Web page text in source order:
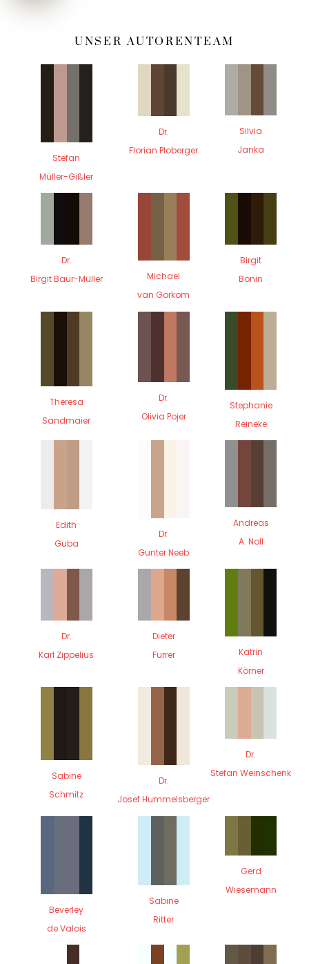
UNSER AUTORENTEAM
Stefan
Müller-Gißler
Dr.
Florian Ploberger
Silvia
Janka
Dr.
Birgit Baur-Müller
Michael
van Gorkom
Birgit
Bonin
Theresa
Sandmaier
Dr.
Olivia Pojer
Stephanie
Reineke
Edith
Guba
Dr.
Gunter Neeb
Andreas
A. Noll
Dr.
Karl Zippelius
Dieter
Furrer
Katrin
Körner
Sabine
Schmitz
Dr.
Josef Hummelsberger
Dr.
Stefan Weinschenk
Beverley
de Valois
Sabine
Ritter
Gerd
Wiesemann